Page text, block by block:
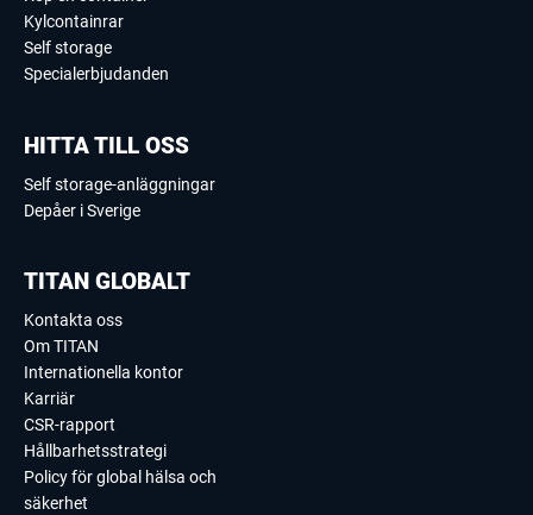
Kylcontainrar
Self storage
Specialerbjudanden
HITTA TILL OSS
Self storage-anläggningar
Depåer i Sverige
TITAN GLOBALT
Kontakta oss
Om TITAN
Internationella kontor
Karriär
CSR-rapport
Hållbarhetsstrategi
Policy för global hälsa och
säkerhet